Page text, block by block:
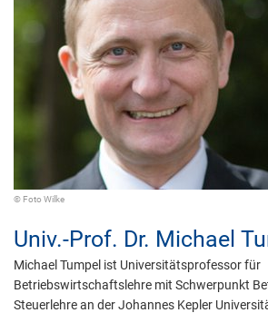
© Foto Wilke
Univ.-Prof. Dr. Michael
Michael Tumpel ist Universitätsprofessor für
Betriebswirtschaftslehre mit Schwerpunkt
Steuerlehre an der Johannes Kepler